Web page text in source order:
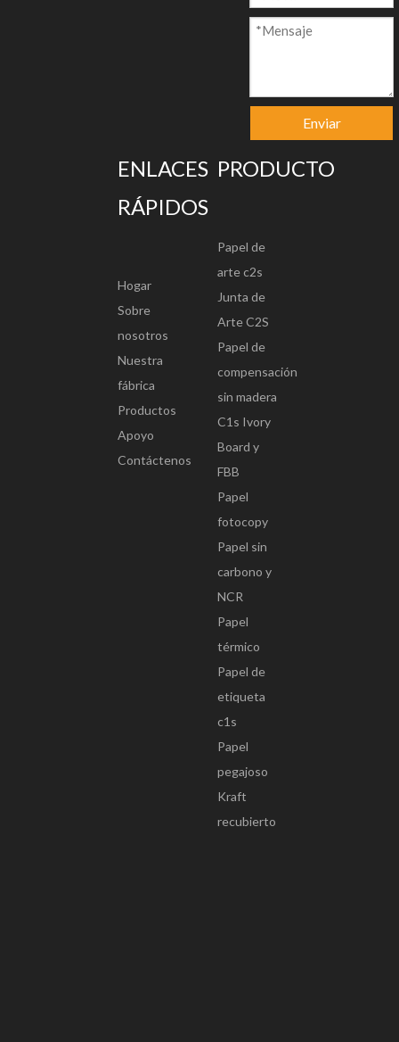
Copiar link
C2S Art Board.pdf
2022-03-15
Copiar link
descargar
C1s etiqueta papel.pdf
157KB
2022-03-15
Copiar link
Enviar
ENLACES
RÁPIDOS
Hogar
Sobre
nosotros
Nuestra
fábrica
Productos
Apoyo
Contáctenos
PRODUCTO
Papel de
arte c2s
Junta de
Arte C2S
Papel de
compensación
sin madera
C1s Ivory
Board y
FBB
Papel
fotocopy
Papel sin
carbono y
NCR
Papel
térmico
Papel de
etiqueta
c1s
Papel
pegajoso
Kraft
recubierto